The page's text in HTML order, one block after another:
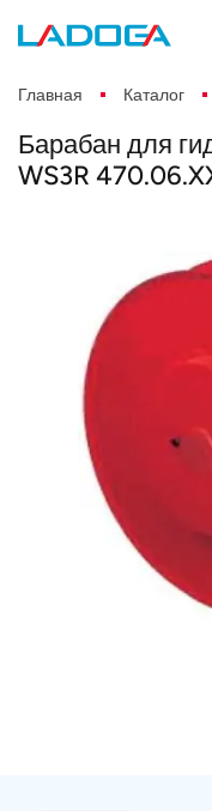
Главная Каталог
Барабан для
WS3R